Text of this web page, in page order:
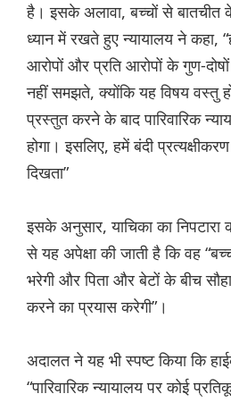
है। इसके अलावा, बच्चों से बातचीत
ध्यान में रखते हुए न्यायालय ने कहा,
आरोपों और प्रति आरोपों के गुण-
नहीं समझते, क्योंकि यह विषय वस्तु
प्रस्तुत करने के बाद पारिवारिक
होगा। इसलिए, हमें बंदी
दिखता”
इसके अनुसार, याचिका का निपटारा
से यह अपेक्षा की जाती है कि वह
भरेगी और पिता और बेटों के बीच
करने का प्रयास करेगी”।
अदालत ने यह भी स्पष्ट किया कि
“पारिवारिक न्यायालय पर कोई